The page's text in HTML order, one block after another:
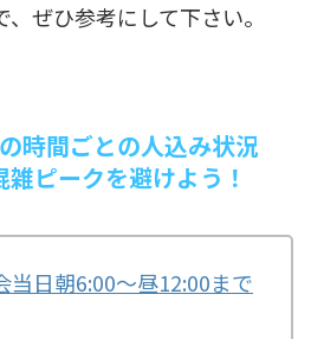
ぜひ参考にして下さい。
時間ごとの人込み状況
ピークを避けよう！
当日朝6:00～昼12:00まで